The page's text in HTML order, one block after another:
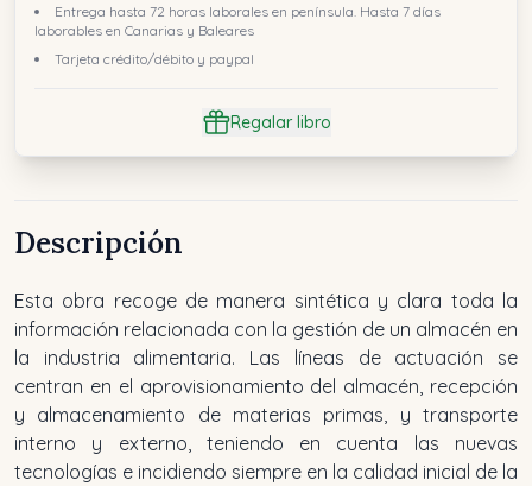
Entrega hasta 72 horas laborales en península. Hasta 7 días
laborables en Canarias y Baleares
Tarjeta crédito/débito y paypal
Regalar libro
Descripción
Esta obra recoge de manera sintética y clara toda la
información relacionada con la gestión de un almacén en
la industria alimentaria. Las líneas de actuación se
centran en el aprovisionamiento del almacén, recepción
y almacenamiento de materias primas, y transporte
interno y externo, teniendo en cuenta las nuevas
tecnologías e incidiendo siempre en la calidad inicial de la